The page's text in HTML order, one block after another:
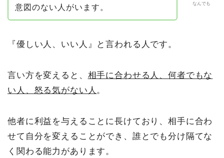
なんでも
意図のない人がいます。
『優しい人、いい人』と言われる人です。
言い方を変えると、 相手に合わせる人、何者でもな
い人、怒る気がない人 。
他者に利益を与えることに長けており、相手に合わ
せて自分を変えることができ、誰とでも分け隔てな
く関わる能力があります。